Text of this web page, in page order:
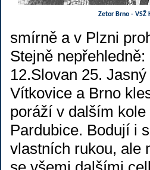
Zetor Brno - VSŽ
smírně a v Plzni
Stejně
12.Slovan 25.
Vítkovice a Brno
poráží v dalším
Pardubice. Bodují i
vlastních rukou, ale